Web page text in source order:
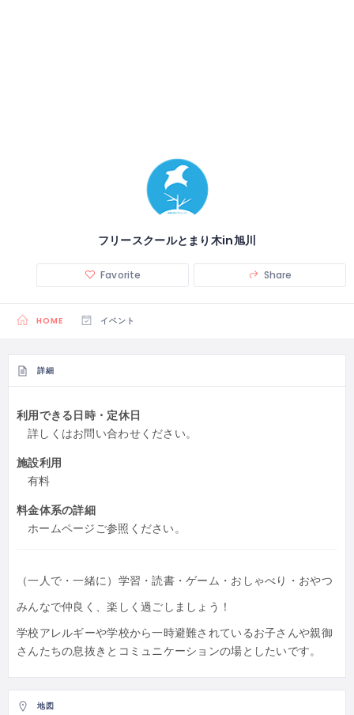
フリースクールとまり木in旭川
Favorite Share
HOME イベント
詳細
利用できる日時・定休日
詳しくはお問い合わせください。
施設利用
有料
料金体系の詳細
ホームページご参照ください。
（一人で・一緒に）学習・読書・ゲーム・おしゃべり・おやつ
みんなで仲良く、楽しく過ごしましょう！
学校アレルギーや学校から一時避難されているお子さんや親御
さんたちの息抜きとコミュニケーションの場としたいです。
地図